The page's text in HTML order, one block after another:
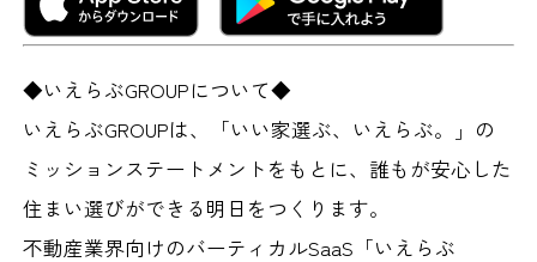
◆いえらぶGROUPについて◆
いえらぶGROUPは、「いい家選ぶ、いえらぶ。」の
ミッションステートメントをもとに、誰もが安心した
住まい選びができる明日をつくります。
不動産業界向けのバーティカルSaaS「いえらぶ